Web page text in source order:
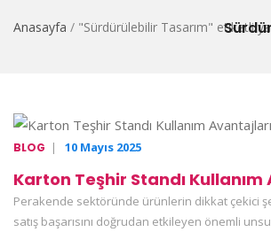
Anasayfa / "Sürdürülebilir Tasarım" etiketli
BLOG | 10 Mayıs 2025
Karton Teşhir Standı
Perakende sektöründe ürünlerin dikkat çekici
satış başarısını doğrudan etkileyen önemli